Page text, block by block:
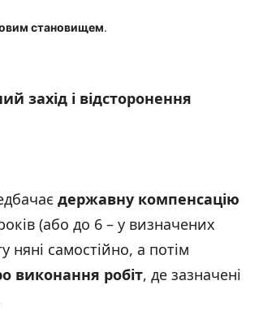
становищем.
захід і відсторонення
державну компенсацію
(або до 6 – у визначених
самостійно, а потім
виконання робіт, де зазначені